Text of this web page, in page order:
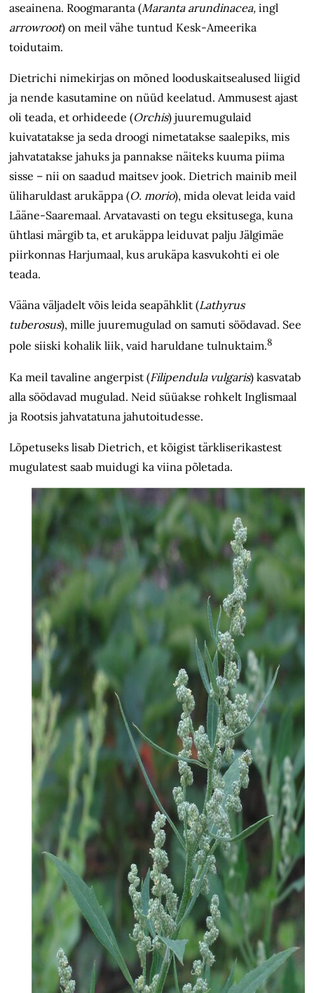
aseainena. Roogmaranta (Maranta arundinacea,ingl
arrowroot) on meil vähe tuntud Kesk-Ameerika
toidutaim.
Dietrichi nimekirjas on mõned looduskaitsealused liigid
ja nende kasutamine on nüüd keelatud. Ammusest ajast
oli teada, et orhideede (Orchis) juuremugulaid
kuivatatakse ja seda droogi nimetatakse saalepiks, mis
jahvatatakse jahuks ja pannakse näiteks kuuma piima
sisse – nii on saadud maitsev jook. Dietrich mainib meil
üliharuldast arukäppa (O. morio), mida olevat leida vaid
Lääne-Saaremaal. Arvatavasti on tegu eksitusega, kuna
ühtlasi märgib ta, et arukäppa leiduvat palju Jälgimäe
piirkonnas Harjumaal, kus arukäpa kasvukohti ei ole
teada.
Vääna väljadelt võis leida seapähklit (Lathyrus
tuberosus), mille juuremugulad on samuti söödavad. See
pole siiski kohalik liik, vaid haruldane tulnuktaim.8
Ka meil tavaline angerpist (Filipendula vulgaris) kasvatab
alla söödavad mugulad. Neid süüakse rohkelt Inglismaal
ja Rootsis jahvatatuna jahutoitudesse.
Lõpetuseks lisab Dietrich, et kõigist tärkliserikastest
mugulatest saab muidugi ka viina põletada.